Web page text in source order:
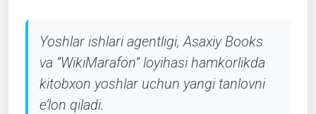
Yoshlar ishlari agentligi, Asaxiy Books
va “WikiMarafon” loyihasi hamkorlikda
kitobxon yoshlar uchun yangi tanlovni
e’lon qiladi.